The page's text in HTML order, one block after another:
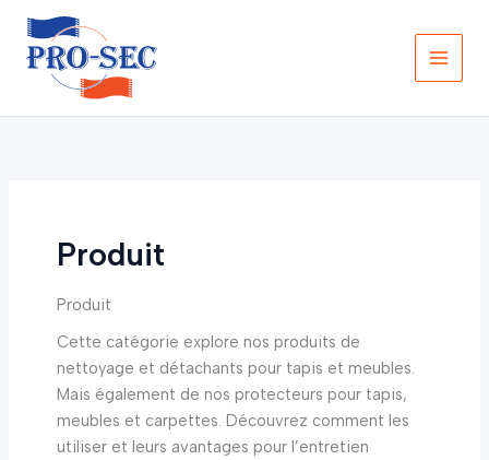
contenu
Produit
Produit
Cette catégorie explore nos produits de
nettoyage et détachants pour tapis et meubles.
Mais également de nos protecteurs pour tapis,
meubles et carpettes. Découvrez comment les
utiliser et leurs avantages pour l’entretien